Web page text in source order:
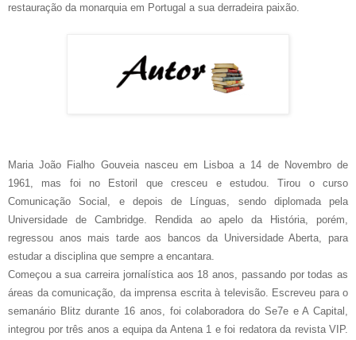
restauração da monarquia em Portugal a sua derradeira paixão.
Maria João Fialho Gouveia nasceu em Lisboa a 14 de Novembro de
1961, mas foi no Estoril que cresceu e estudou. Tirou o curso
Comunicação Social, e depois de Línguas, sendo diplomada pela
Universidade de Cambridge. Rendida ao apelo da História, porém,
regressou anos mais tarde aos bancos da Universidade Aberta, para
estudar a disciplina que sempre a encantara.
Começou a sua carreira jornalística aos 18 anos, passando por todas as
áreas da comunicação, da imprensa escrita à televisão. Escreveu para o
semanário Blitz durante 16 anos, foi colaboradora do Se7e e A Capital,
integrou por três anos a equipa da Antena 1 e foi redatora da revista VIP.